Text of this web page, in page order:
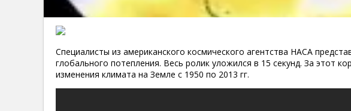
Специалисты из американского космического агентства НАСА
глобального потепления. Весь ролик уложился в 15 секунд. За этот
изменения климата на Земле с 1950 по 2013 гг.